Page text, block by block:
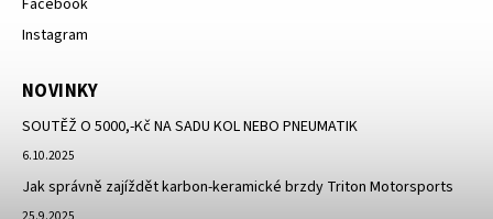
Facebook
Instagram
NOVINKY
SOUTĚŽ O 5000,-Kč NA SADU KOL NEBO PNEUMATIK
6.10.2025
Jak správně zajíždět karbon-keramické brzdy Triton Motorsports